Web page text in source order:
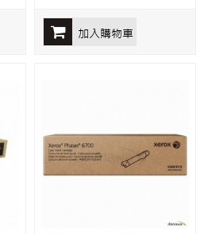
加入購物車